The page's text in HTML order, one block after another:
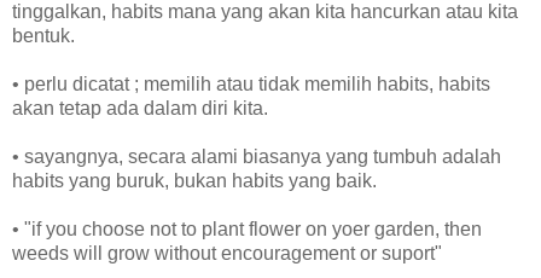
tinggalkan, habits mana yang akan kita hancurkan atau kita
bentuk.
• perlu dicatat ; memilih atau tidak memilih habits, habits
akan tetap ada dalam diri kita.
• sayangnya, secara alami biasanya yang tumbuh adalah
habits yang buruk, bukan habits yang baik.
• "if you choose not to plant flower on yoer garden, then
weeds will grow without encouragement or suport"